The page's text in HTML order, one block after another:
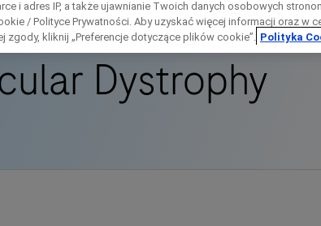
Dystrophy
Directly
i adres IP, a także ujawnianie Twoich danych osobowych
/ Polityce Prywatności. Aby uzyskać więcej informacji oraz w
zgody, kliknij „Preferencje dotyczące plików cookie”. Polityka